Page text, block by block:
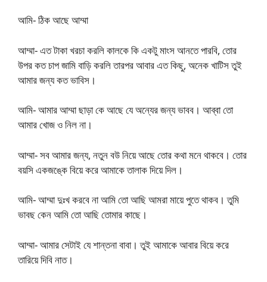
আমি- ঠিক আছে আম্মা
আম্মা- এত টাকা খরচা করলি কালকে কি একটু মাংস আনতে পারবি, তোর
উপর কত চাপ জামি বাড়ি করলি তারপর আবার এত কিছু, অনেক খাটিস তুই
আমার জন্য কত ভাবিস।
আমি- আমার আম্মা ছাড়া কে আছে যে অন্যের জন্য ভাবব। আব্বা তো
আমার খোজ ও নিল না।
আম্মা- সব আমার জন্য, নতুন বউ নিয়ে আছে তোর কথা মনে থাকবে। তোর
বয়সি একজঙ্কে বিয়ে করে আমাকে তালাক দিয়ে দিল।
আমি- আম্মা দুঃখ করবে না আমি তো আছি আমরা মায়ে পুতে থাকব। তুমি
ভাবছ কেন আমি তো আছি তোমার কাছে।
আম্মা- আমার সেটাই যে শান্তনা বাবা। তুই আমাকে আবার বিয়ে করে
তারিয়ে দিবি নাত।